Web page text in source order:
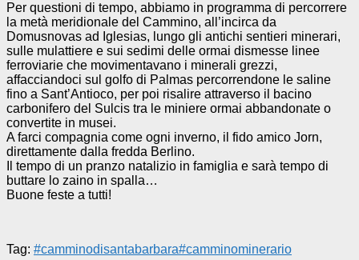
Per questioni di tempo, abbiamo in programma di percorrere
la metà meridionale del Cammino, all’incirca da
Domusnovas ad Iglesias, lungo gli antichi sentieri minerari,
sulle mulattiere e sui sedimi delle ormai dismesse linee
ferroviarie che movimentavano i minerali grezzi,
affacciandoci sul golfo di Palmas percorrendone le saline
fino a Sant’Antioco, per poi risalire attraverso il bacino
carbonifero del Sulcis tra le miniere ormai abbandonate o
convertite in musei.
A farci compagnia come ogni inverno, il fido amico Jorn,
direttamente dalla fredda Berlino.
Il tempo di un pranzo natalizio in famiglia e sarà tempo di
buttare lo zaino in spalla…
Buone feste a tutti!
Tag: #camminodisantabarbara#camminominerario